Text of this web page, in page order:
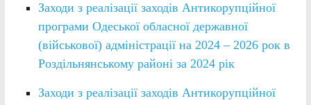
Заходи з реалізації заходів Антикорупційної
програми Одеської обласної державної
(військової) адміністрації на 2024 – 2026 рок в
Роздільнянському районі за 2024 рік
Заходи з реалізації заходів Антикорупційної